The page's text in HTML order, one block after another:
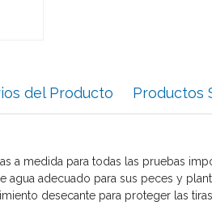
del Producto Productos
a medida para todas las pruebas
adecuado para sus peces y
desecante para proteger las